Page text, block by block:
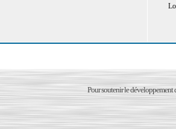
Pour soutenir le développement